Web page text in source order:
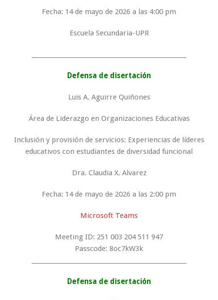
Fecha: 14 de mayo de 2026 a las 4:00 pm
Escuela Secundaria-UPR
Defensa de disertación
Luis A. Aguirre Quiñones
Área de Liderazgo en Organizaciones Educativas
Inclusión y provisión de servicios: Experiencias de líderes
educativos con estudiantes de diversidad funcional
Dra. Claudia X. Alvarez
Fecha: 14 de mayo de 2026 a las 2:00 pm
Microsoft Teams
Meeting ID: 251 003 204 511 947
Passcode: 8oc7kW3k
Defensa de disertación